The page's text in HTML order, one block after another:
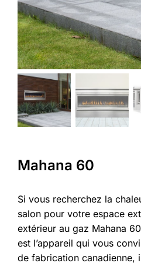
Mahana 60
Si vous recherchez la
salon pour votre espace
extérieur au gaz Mahana
est l’appareil qui vous
de fabrication canadienne,